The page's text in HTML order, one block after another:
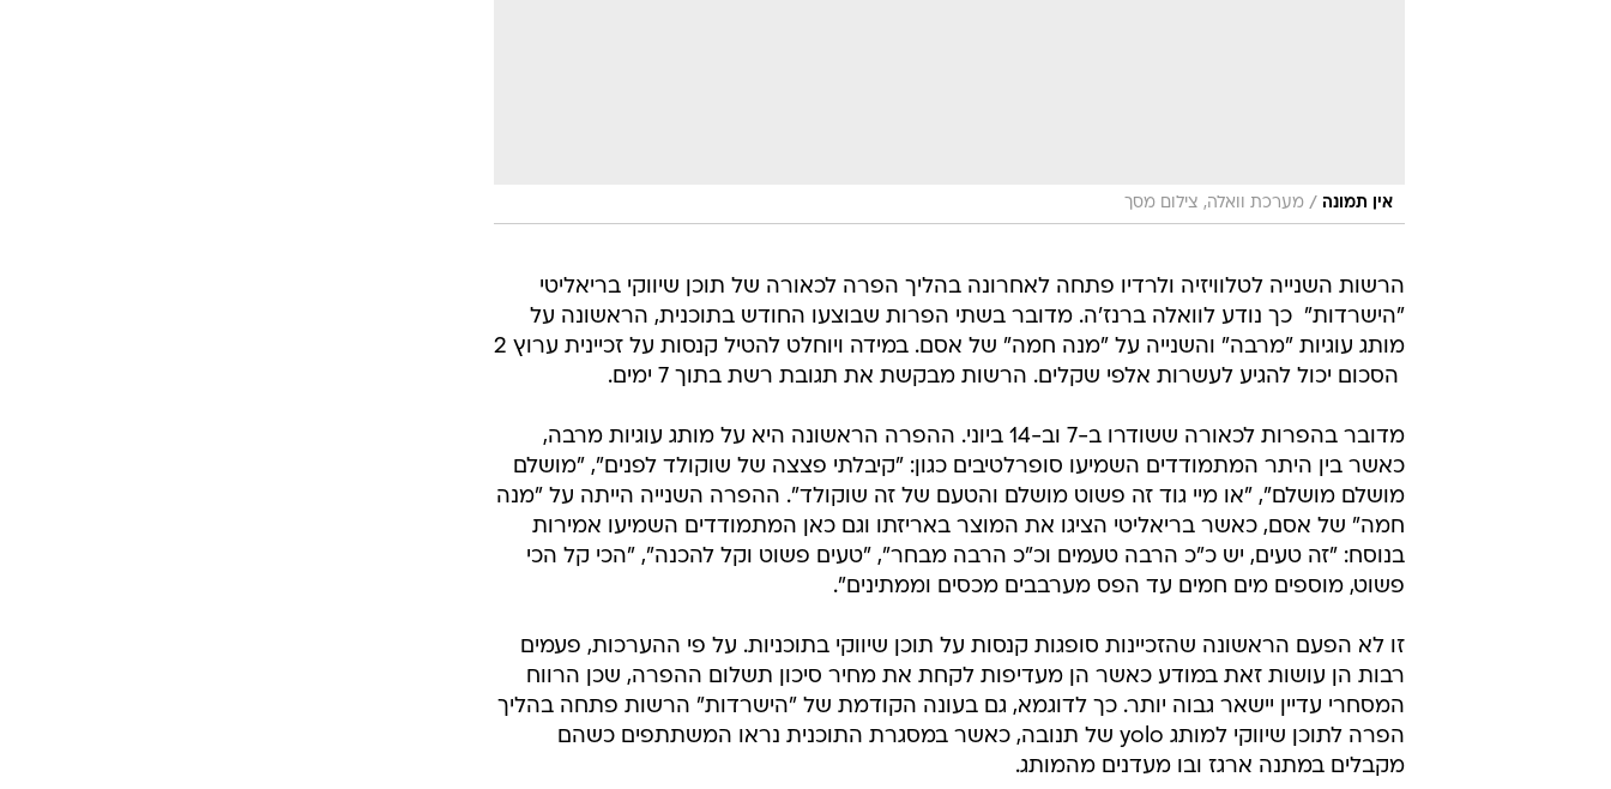
אין תמונה / מערכת וואלה, צילום מסך
הרשות השנייה לטלוויזיה ולרדיו פתחה לאחרונה בהליך הפרה לכאורה של תוכן שיווקי בריאליטי
"הישרדות"  כך נודע לוואלה ברנז'ה. מדובר בשתי הפרות שבוצעו החודש בתוכנית, הראשונה על
מותג עוגיות "מרבה" והשנייה על "מנה חמה" של אסם. במידה ויוחלט להטיל קנסות על זכיינית ערוץ 2
 הסכום יכול להגיע לעשרות אלפי שקלים. הרשות מבקשת את תגובת רשת בתוך 7 ימים.
מדובר בהפרות לכאורה ששודרו ב-7 וב-14 ביוני. ההפרה הראשונה היא על מותג עוגיות מרבה,
כאשר בין היתר המתמודדים השמיעו סופרלטיבים כגון: "קיבלתי פצצה של שוקולד לפנים", "מושלם
מושלם מושלם", "או מיי גוד זה פשוט מושלם והטעם של זה שוקולד". ההפרה השנייה הייתה על "מנה
חמה" של אסם, כאשר בריאליטי הציגו את המוצר באריזתו וגם כאן המתמודדים השמיעו אמירות
בנוסח: "זה טעים, יש כ"כ הרבה טעמים וכ"כ הרבה מבחר", "טעים פשוט וקל להכנה", "הכי קל הכי
פשוט, מוספים מים חמים עד הפס מערבבים מכסים וממתינים".
זו לא הפעם הראשונה שהזכיינות סופגות קנסות על תוכן שיווקי בתוכניות. על פי ההערכות, פעמים
רבות הן עושות זאת במודע כאשר הן מעדיפות לקחת את מחיר סיכון תשלום ההפרה, שכן הרווח
המסחרי עדיין יישאר גבוה יותר. כך לדוגמא, גם בעונה הקודמת של "הישרדות" הרשות פתחה בהליך
הפרה לתוכן שיווקי למותג yolo של תנובה, כאשר במסגרת התוכנית נראו המשתתפים כשהם
מקבלים במתנה ארגז ובו מעדנים מהמותג.